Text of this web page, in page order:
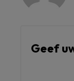
Geef